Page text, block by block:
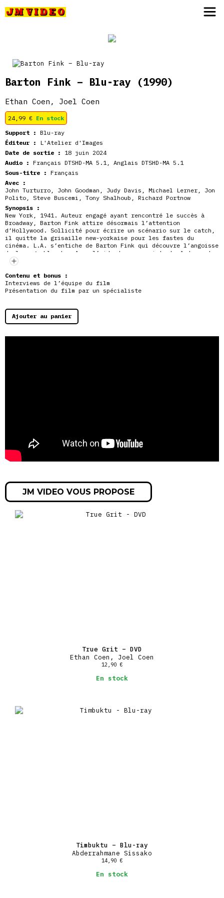
Barton Fink – Blu-ray (1990)
Ethan Coen, Joel Coen
24,99 € En stock
Support : Blu-ray
Éditeur :
L'Atelier d'Images
Date de sortie :
18 juin 2024
Audio : Français DTSHD-MA 5.1, Anglais DTSHD-MA 5.1
Sous-titre : Français
Avec :
John Turturro, John Goodman, Judy Davis, Michael Lerner, Jon
Polito, Steve Buscemi, Tony Shalhoub, Richard Portnow
Synopsis :
New York, 1941. Auteur engagé ayant rencontré le succès à
Broadway, Barton Fink attire désormais l’attention
d’Hollywood. Sollicité pour écrire un scénario sur le catch,
il quitte la grisaille new-yorkaise pour les fastes du
cinéma. L.A. s’entiche de Barton Fink qui découvre l’angoisse
de la page blanche. Avec l’aide de
son assistante Audrey et
de son aimable voisin Charlie Meadows, il trouve
l’inspiration qu’il recherche dans un registre des plus
sinistres…
Contenu et bonus :
Interviews de l’équipe du film
Présentation du film par un spécialiste
Ajouter au panier
JM VIDEO VOUS PROPOSE
True Grit – DVD
Ethan Coen, Joel Coen
12,90 €
En stock
Timbuktu – Blu-ray
Abderrahmane Sissako
14,90 €
En stock